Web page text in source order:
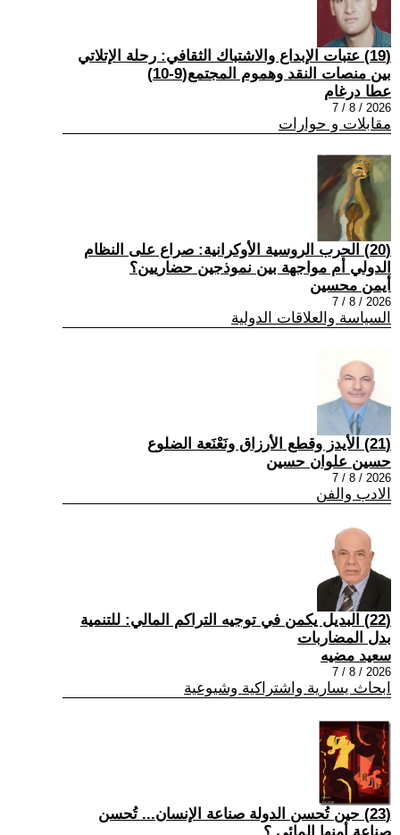
(19) عتبات الإبداع والاشتباك الثقافي: رحلة الإتلاتي
بين منصات النقد وهموم المجتمع(9-10)
عطا درغام
2026 / 8 / 7
مقابلات و حوارات
(20) الحرب الروسية الأوكرانية: صراع على النظام
الدولي أم مواجهة بين نموذجين حضاريين؟
أيمن محسين
2026 / 8 / 7
السياسة والعلاقات الدولية
(21) الأيدز وقطع الأرزاق ونَعْنَعة الضلوع
حسين علوان حسين
2026 / 8 / 7
الادب والفن
(22) البديل يكمن في توجيه التراكم المالي: للتنمية
بدل المضاربات
سعيد مضيه
2026 / 8 / 7
ابحاث يسارية واشتراكية وشيوعية
(23) حين تُحسن الدولة صناعة الإنسان... تُحسن